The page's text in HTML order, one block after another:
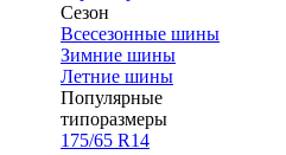
Сезон
Всесезонные шины
Зимние шины
Летние шины
Популярные
типоразмеры
175/65 R14